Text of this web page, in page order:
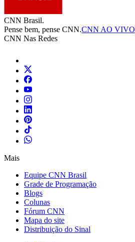
CNN Brasil.
Pense bem, pense CNN.CNN AO VIVO
CNN Nas Redes
Mais
Equipe CNN Brasil
Grade de Programação
Blogs
Colunas
Fórum CNN
Mapa do site
Distribuição do Sinal